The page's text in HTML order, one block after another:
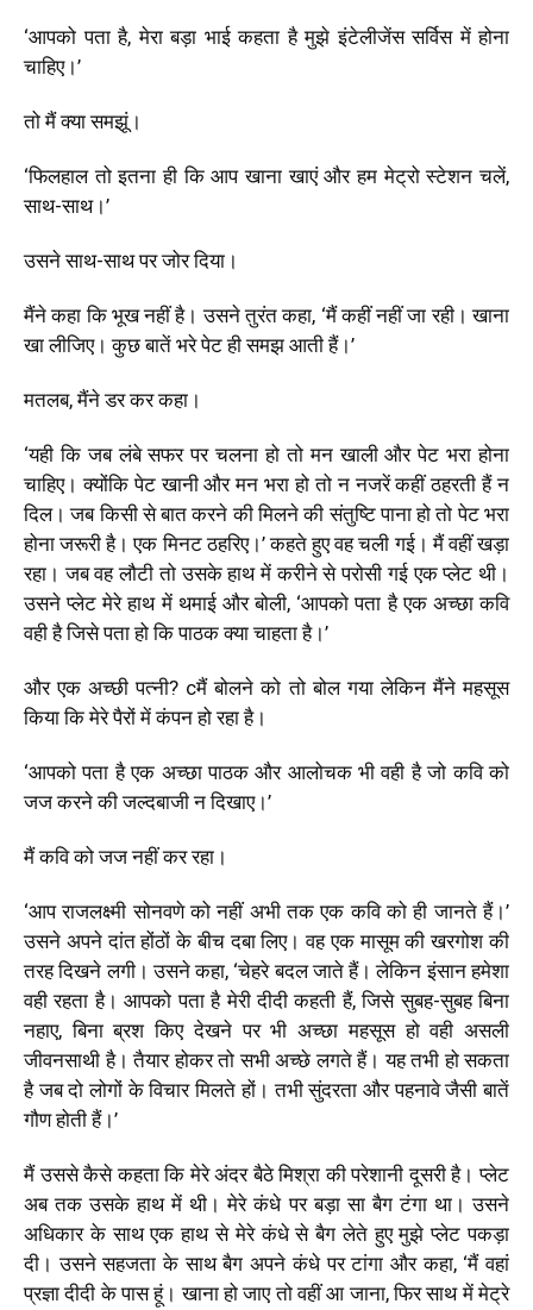
‘आपको पता है, मेरा बड़ा भाई कहता है मुझे इंटेलीजेंस सर्विस में होना
चाहिए।’
तो मैं क्या समझूं।
‘फिलहाल तो इतना ही कि आप खाना खाएं और हम मेट्रो स्टेशन चलें,
साथ-साथ।’
उसने साथ-साथ पर जोर दिया।
मैंने कहा कि भूख नहीं है। उसने तुरंत कहा, ‘मैं कहीं नहीं जा रही। खाना
खा लीजिए। कुछ बातें भरे पेट ही समझ आती हैं।’
मतलब, मैंने डर कर कहा।
‘यही कि जब लंबे सफर पर चलना हो तो मन खाली और पेट भरा होना
चाहिए। क्योंकि पेट खानी और मन भरा हो तो न नजरें कहीं ठहरती हैं न
दिल। जब किसी से बात करने की मिलने की संतुष्टि पाना हो तो पेट भरा
होना जरूरी है। एक मिनट ठहरिए।’ कहते हुए वह चली गई। मैं वहीं खड़ा
रहा। जब वह लौटी तो उसके हाथ में करीने से परोसी गई एक प्लेट थी।
उसने प्लेट मेरे हाथ में थमाई और बोली, ‘आपको पता है एक अच्छा कवि
वही है जिसे पता हो कि पाठक क्या चाहता है।’
और एक अच्छी पत्नी? cमैं बोलने को तो बोल गया लेकिन मैंने महसूस
किया कि मेरे पैरों में कंपन हो रहा है।
‘आपको पता है एक अच्छा पाठक और आलोचक भी वही है जो कवि को
जज करने की जल्दबाजी न दिखाए।’
मैं कवि को जज नहीं कर रहा।
‘आप राजलक्ष्मी सोनवणे को नहीं अभी तक एक कवि को ही जानते हैं।’
उसने अपने दांत होंठों के बीच दबा लिए। वह एक मासूम की खरगोश की
तरह दिखने लगी। उसने कहा, ‘चेहरे बदल जाते हैं। लेकिन इंसान हमेशा
वही रहता है। आपको पता है मेरी दीदी कहती हैं, जिसे सुबह-सुबह बिना
नहाए, बिना ब्रश किए देखने पर भी अच्छा महसूस हो वही असली
जीवनसाथी है। तैयार होकर तो सभी अच्छे लगते हैं। यह तभी हो सकता
है जब दो लोगों के विचार मिलते हों। तभी सुंदरता और पहनावे जैसी बातें
गौण होती हैं।’
मैं उससे कैसे कहता कि मेरे अंदर बैठे मिश्रा की परेशानी दूसरी है। प्लेट
अब तक उसके हाथ में थी। मेरे कंधे पर बड़ा सा बैग टंगा था। उसने
अधिकार के साथ एक हाथ से मेरे कंधे से बैग लेते हुए मुझे प्लेट पकड़ा
दी। उसने सहजता के साथ बैग अपने कंधे पर टांगा और कहा, ‘मैं वहां
प्रज्ञा दीदी के पास हूं। खाना हो जाए तो वहीं आ जाना, फिर साथ में मेट्रे